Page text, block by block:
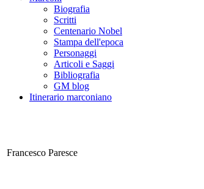
Biografia
Scritti
Centenario Nobel
Stampa dell'epoca
Personaggi
Articoli e Saggi
Bibliografia
GM blog
Itinerario marconiano
Francesco Paresce